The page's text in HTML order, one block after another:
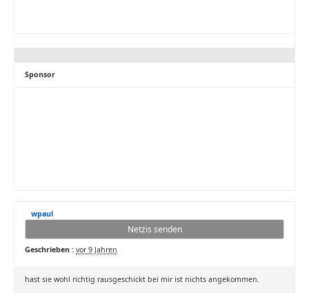
Sponsor
wpaul
Netzis senden
Geschrieben : vor 9 Jahren
hast sie wohl richtig rausgeschickt bei mir ist nichts angekommen.